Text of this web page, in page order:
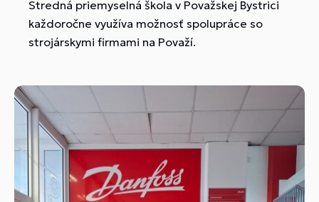
Stredná priemyselná škola v Považskej Bystrici
každoročne využíva možnosť spolupráce so
strojárskymi firmami na Považí.